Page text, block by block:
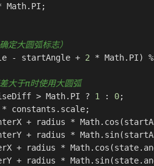
Math. PI ;
大圆弧标志）
- startAngle + 2 * Math. PI)
大于π时使用大圆弧
> Math. PI ? 1 : 0;
* constants. scale;
+ radius * Math. cos
+ radius * Math. sin
+ radius * Math. cos (state.
+ radius * Math. sin(state.